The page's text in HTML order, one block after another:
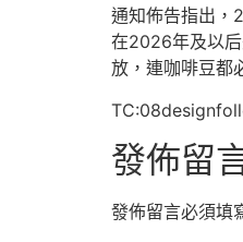
通知佈告指出，
在2026年及以
放，連咖啡豆都
發佈留
發佈留言必須填